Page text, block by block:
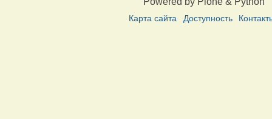
Карта сайта Доступность